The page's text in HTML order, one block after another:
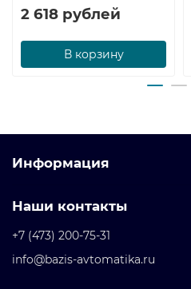
2 618 рублей
В корзину
Информация
Наши контакты
+7 (473) 200-75-31
info@bazis-avtomatika.ru